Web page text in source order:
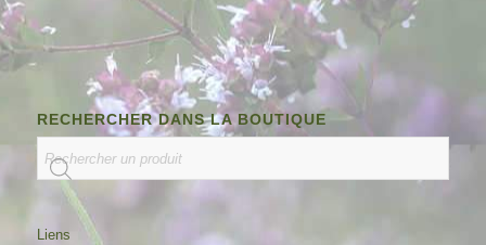
RECHERCHER DANS LA BOUTIQUE
Liens